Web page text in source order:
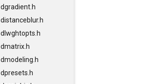
dgradient.h
distanceblur.h
dlwghtopts.h
dmatrix.h
dmodeling.h
dpresets.h